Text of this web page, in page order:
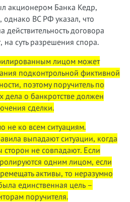
акционером Банка Кедр,
однако ВС РФ указал, что
действительность договора
на суть разрешения спора.
лицом может
подконтрольной фиктивной
поэтому поручитель по
дела о банкротстве должен
сделки.
не ко всем ситуациям.
выпадают ситуации, когда
не совпадают. Если
одним лицом, если
активы, то неразумно
единственная цель –
поручителя.